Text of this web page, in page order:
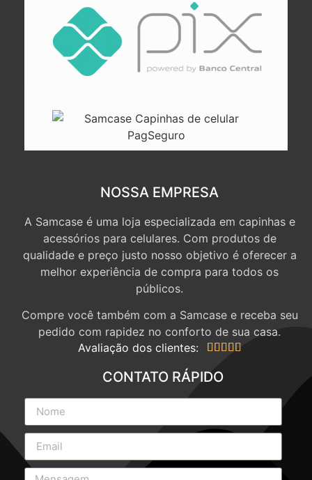
NOSSA EMPRESA
A Samcase é uma loja especializada em capinhas e
acessórios para celulares. Com produtos de
qualidade e preço justo nosso objetivo é oferecer a
melhor experiência de compra para todos os
públicos.
Compre você também com a Samcase e receba seu
pedido com rapidez no conforto de sua casa.
Avaliação dos clientes:
    
CONTATO RÁPIDO